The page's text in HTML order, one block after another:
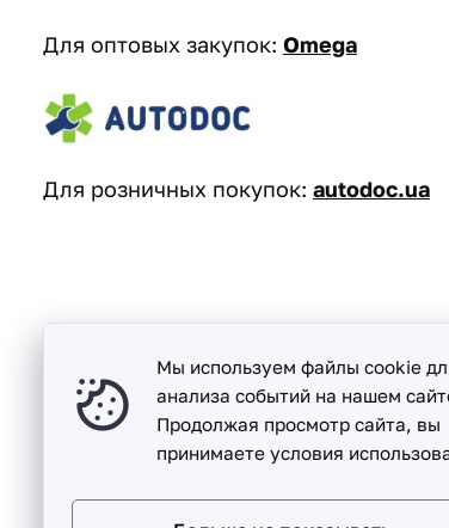
Для оптовых закупок: Omega
Для розничных покупок: autodoc.ua
Песочин
ул. Надежды, дом. 15-А
Мы используем файлы cookie
анализа событий на нашем
Продолжая просмотр сайта, вы
принимаете условия